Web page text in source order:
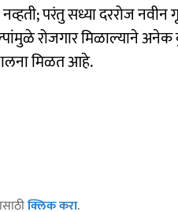
नव्हती; परंतु सध्या दररोज
रोजगार मिळाल्याने
मिळत आहे.
क्लिक करा.